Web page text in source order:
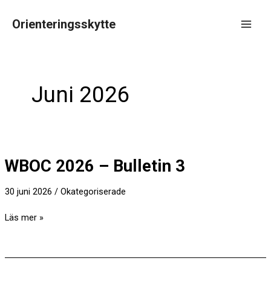
innehållOrienteringsskytte
Juni 2026
WBOC 2026 – Bulletin 3
30 juni 2026 / Okategoriserade
WBOC
Bulletin
Läs mer »